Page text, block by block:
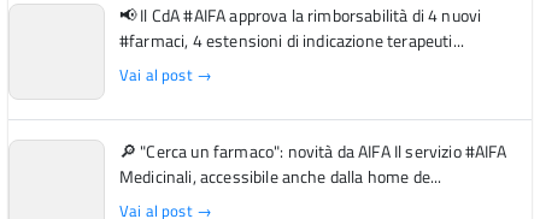
📢 Il CdA #AIFA approva la rimborsabilità di 4 nuovi
#farmaci, 4 estensioni di indicazione terapeuti...
Vai al post →
🔎 "Cerca un farmaco": novità da AIFA Il servizio #AIFA
Medicinali, accessibile anche dalla home de...
Vai al post →